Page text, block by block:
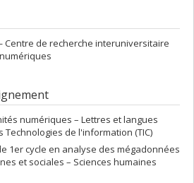
Centre de recherche interuniversitaire
numériques – Lettres et langues
Technologies de l'information (TIC)
1er cycle en analyse des mégadonnées
et sociales – Sciences humaines